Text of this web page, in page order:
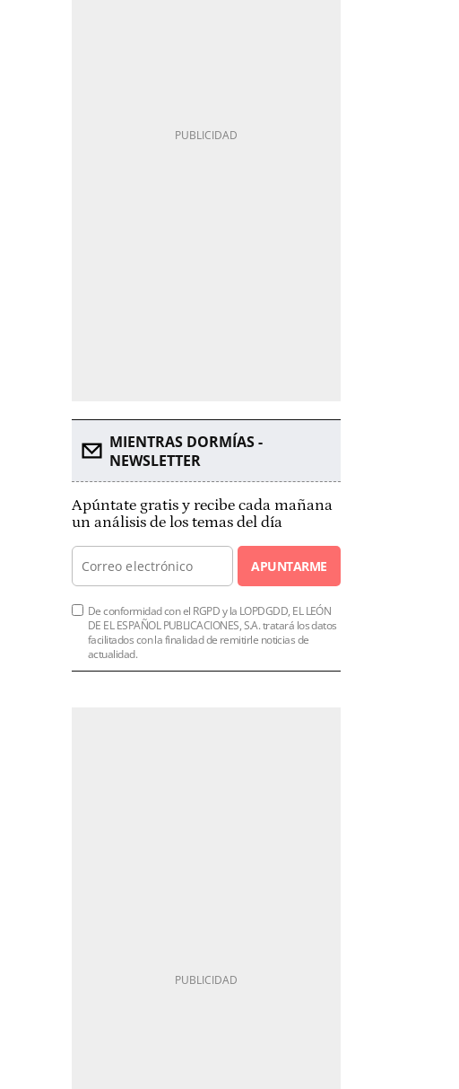
MIENTRAS DORMÍAS -
NEWSLETTER
Apúntate gratis y recibe cada mañana
un análisis de los temas del día
APUNTARME
De conformidad con el RGPD y la LOPDGDD, EL LEÓN
DE EL ESPAÑOL PUBLICACIONES, S.A. tratará los datos
facilitados con la finalidad de remitirle noticias de
actualidad.